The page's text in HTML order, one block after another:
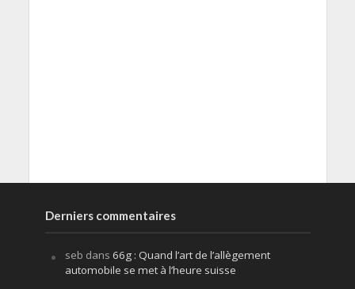
Derniers commentaires
seb dans 66g : Quand l’art de l’allègement
automobile se met à l’heure suisse